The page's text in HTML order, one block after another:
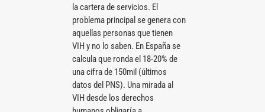
la cartera de servicios. El
problema principal se genera con
aquellas personas que tienen
VIH y no lo saben. En España se
calcula que ronda el 18-20% de
una cifra de 150mil (últimos
datos del PNS). Una mirada al
VIH desde los derechos